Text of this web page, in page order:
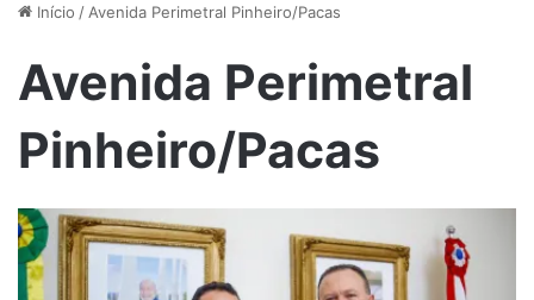
Início / Avenida Perimetral Pinheiro/Pacas
Avenida Perimetral
Pinheiro/Pacas